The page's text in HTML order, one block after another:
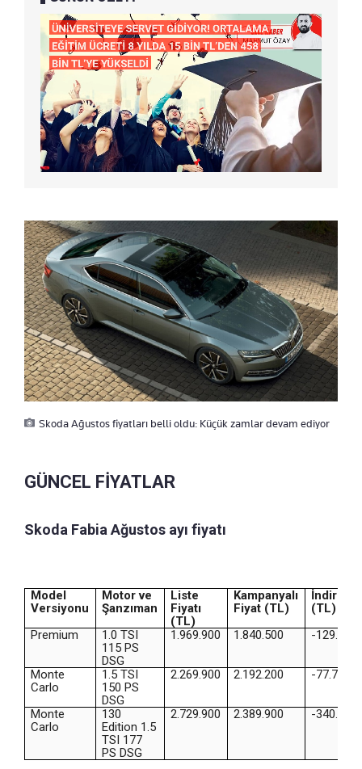
Skoda Ağustos fiyatları belli oldu: Küçük zamlar devam ediyor
GÜNCEL FİYATLAR
Skoda Fabia Ağustos ayı fiyatı
Model
Versiyonu
Motor ve
Şanzıman
Liste
Fiyatı
(TL)
Kampanyalı
Fiyat (TL)
İndirim
(TL)
Premium
1.0 TSI
115 PS
DSG
1.969.900 1.840.500 -129.400
Monte
Carlo
1.5 TSI
150 PS
DSG
2.269.900 2.192.200 -77.700
Monte
Carlo
130
Edition 1.5
TSI 177
PS DSG
2.729.900 2.389.900 -340.000